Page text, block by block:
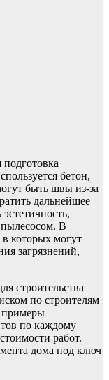
бетон,
быть швы из-за
дальнейшее
В
которых могут
загрязнений,
строительства
по строителям
примеры
по каждому
работ.
дома под ключ